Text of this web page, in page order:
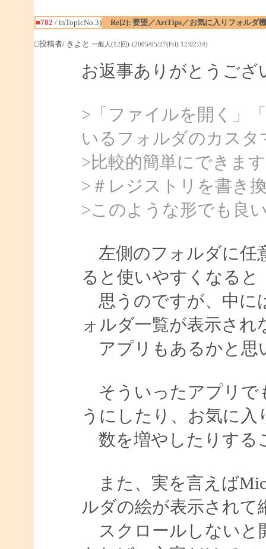
■782 / inTopicNo.3) Re[2]: 要望／ArtTips／お気に入りフォルダ
□投稿者/ きよと 一般人(12回)-(2005/05/27(Fri) 12:02:34)
お返事ありがとうござ
>「ファイルを開く」
いるフォルダのカスタ
>比較的簡単にできま
>＃レジストリを書き
>このような形でも良
左側のフォルダに任
ると使いやすくなると
思うのですが、中に
ォルダ一覧が表示され
アプリもあるかと思
そういったアプリで
うにしたり、お気に入
数を増やしたりする
また、実を言えば
ルダの絵が表示されて
スクロールしないと